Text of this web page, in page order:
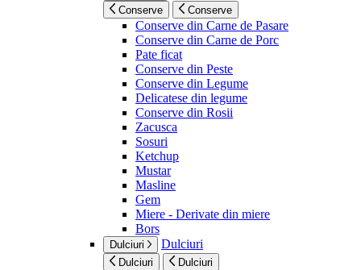
Conserve Conserve
Conserve din Carne de Pasare
Conserve din Carne de Porc
Pate ficat
Conserve din Peste
Conserve din Legume
Delicatese din legume
Conserve din Rosii
Zacusca
Sosuri
Ketchup
Mustar
Masline
Gem
Miere - Derivate din miere
Bors
Dulciuri Dulciuri
Dulciuri Dulciuri